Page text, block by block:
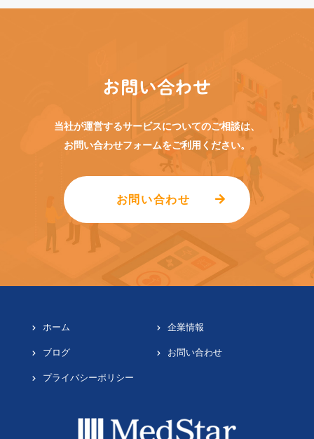
お問い合わせ
当社が運営するサービスについてのご相談は、
お問い合わせフォームをご利用ください。
お問い合わせ
ホーム 企業情報
ブログ お問い合わせ
プライバシーポリシー